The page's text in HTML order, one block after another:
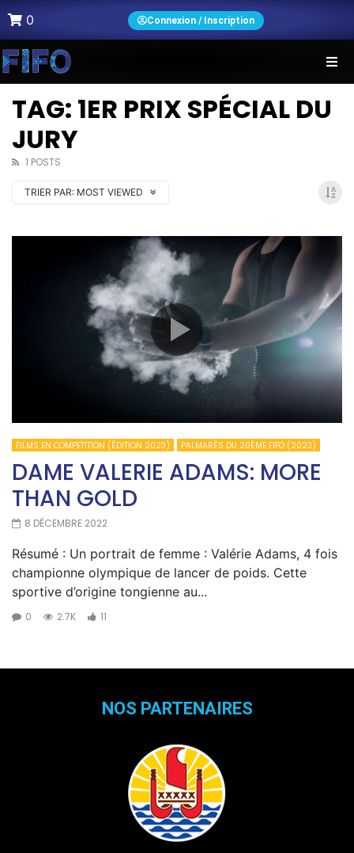
0 Connexion / Inscription
TAG: 1ER PRIX SPÉCIAL DU
JURY
1 POSTS
TRIER PAR: MOST VIEWED
FILMS EN COMPETITION (ÉDITION 2023) PALMARÈS DU 20ÈME FIFO (2023)
DAME VALERIE ADAMS: MORE
THAN GOLD
8 DÉCEMBRE 2022
Résumé : Un portrait de femme : Valérie Adams, 4 fois
championne olympique de lancer de poids. Cette
sportive d’origine tongienne au...
0 2.7K 11
NOS PARTENAIRES